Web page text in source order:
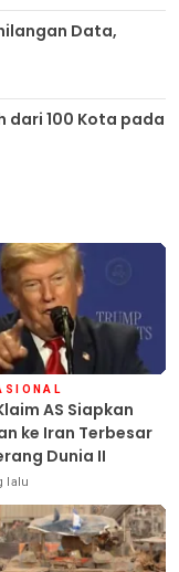
Data,
dari 100 Kota pada
AS Siapkan
ke Iran Terbesar
Dunia II
lalu